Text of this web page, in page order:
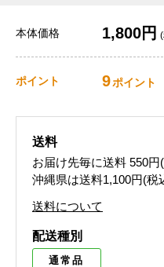
本体価格 1,800円
ポイント 9ポイント
送料
お届け先毎に送料 550円
沖縄県は送料1,100円(税
送料について
配送種別
通常品